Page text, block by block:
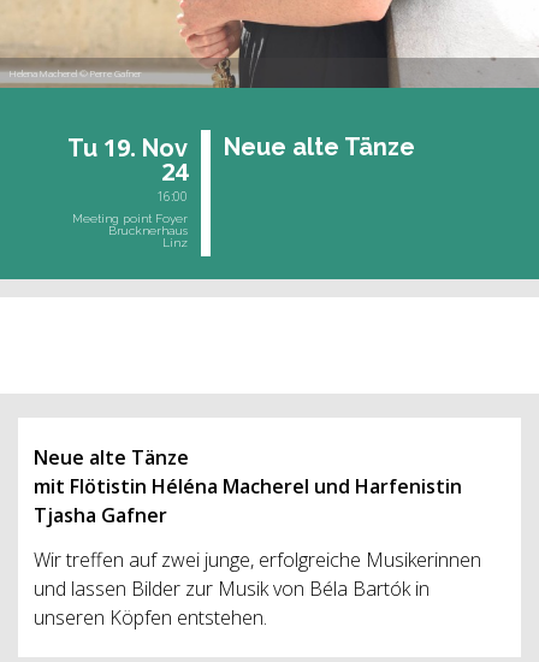
Helena Macherel © Perre Gafner
Tu 19. Nov
24
16:00
Meeting point Foyer
Brucknerhaus
Linz
Neue alte Tänze
Neue alte Tänze
mit Flötistin Héléna Macherel und Harfenistin
Tjasha Gafner
Wir treffen auf zwei junge, erfolgreiche Musikerinnen
und lassen Bilder zur Musik von Béla Bartók in
unseren Köpfen entstehen.